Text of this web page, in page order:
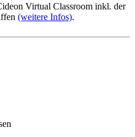
Virtual Classroom inkl. der
(weitere Infos).